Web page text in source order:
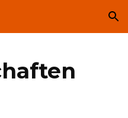
Skip to navigation